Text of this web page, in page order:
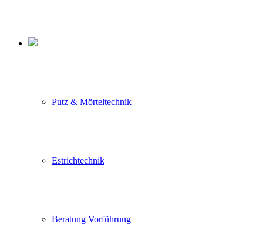
Putz & Mörteltechnik
Estrichtechnik
Beratung Vorführung